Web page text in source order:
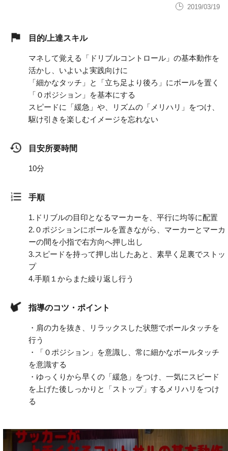
2019/03/19
目的/上達スキル
マネして覚える「ドリブルコントロール」の基本動作を
活かし、いよいよ実践向けに
「細かなタッチ」と「立ち足より後ろ」にボールを置く
「０ポジション」を基本にする
スピードに「緩急」や、リズムの「メリハリ」をつけ、
駆け引きを楽しむイメージを忘れない
目安所要時間
10分
手順
1. ドリブルの目印となるマーカーを、平行に均等に配置
2. ０ポジションにボールを置きながら、マーカーとマーカ
ーの間を小指で右方向へ押し出し
3.スピードを持って押し出したあと、素早く足裏でストッ
プ
4.手順１からまた繰り返し行う
指導のコツ・ポイント
・肩の力を抜き、リラックスした状態でボールタッチを
行う
・「０ポジション」を意識し、常に細かなボールタッチ
を意識する
・ゆっくりから早くの「緩急」をつけ、一気にスピード
を上げた後しっかりと「ストップ」するメリハリをつけ
る